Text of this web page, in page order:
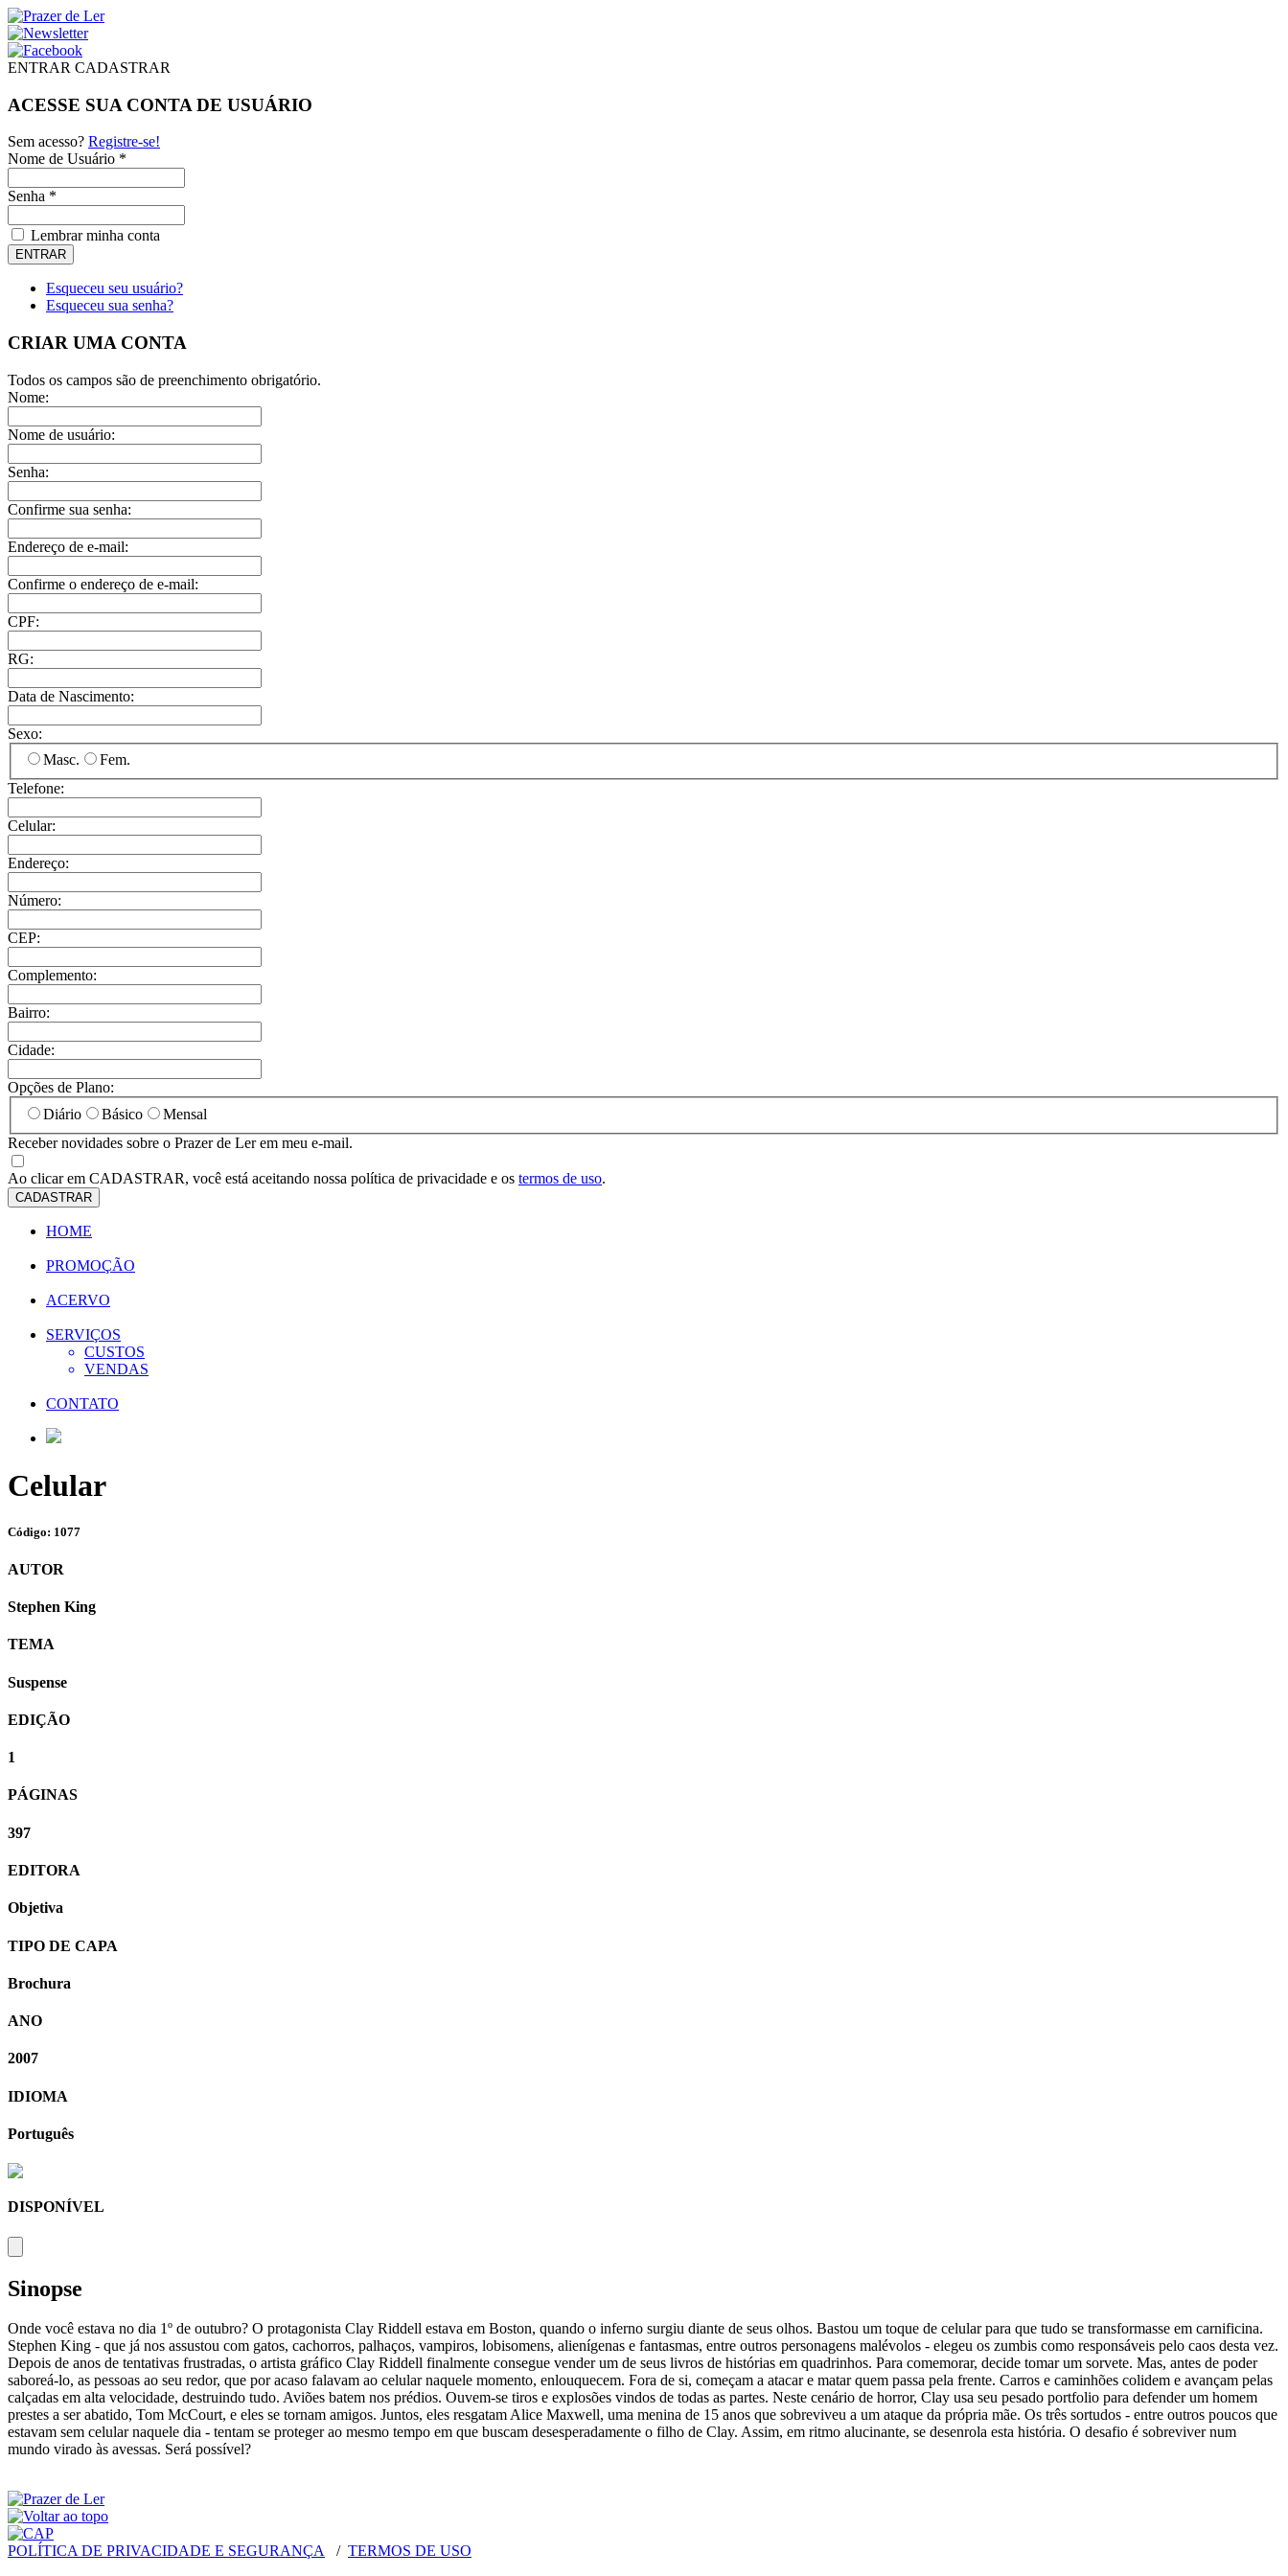
ENTRAR CADASTRAR
ACESSE SUA CONTA DE USUÁRIO
Sem acesso? Registre-se!
Nome de Usuário *
Senha *
Lembrar minha conta
Esqueceu seu usuário?
Esqueceu sua senha?
CRIAR UMA CONTA
Todos os campos são de preenchimento obrigatório.
Nome:
Nome de usuário:
Senha:
Confirme sua senha:
Endereço de e-mail:
Confirme o endereço de e-mail:
CPF:
RG:
Data de Nascimento:
Sexo:
Masc.
Fem.
Telefone:
Celular:
Endereço:
Número:
CEP:
Complemento:
Bairro:
Cidade:
Opções de Plano:
Diário
Básico
Mensal
Receber novidades sobre o Prazer de Ler em meu e-mail.
Ao clicar em CADASTRAR, você está aceitando nossa política de privacidade e os termos de uso.
CADASTRAR
HOME
PROMOÇÃO
ACERVO
SERVIÇOS
CUSTOS
VENDAS
CONTATO
Celular
Código: 1077
AUTOR
Stephen King
TEMA
Suspense
EDIÇÃO
1
PÁGINAS
397
EDITORA
Objetiva
TIPO DE CAPA
Brochura
ANO
2007
IDIOMA
Português
DISPONÍVEL
Sinopse
Onde você estava no dia 1º de outubro? O protagonista Clay Riddell estava em Boston, quando o inferno surgiu diante de seus olhos. Bastou um toque de celular para que tudo se transformasse em carnificina.
Stephen King - que já nos assustou com gatos, cachorros, palhaços, vampiros, lobisomens, alienígenas e fantasmas, entre outros personagens malévolos - elegeu os zumbis como responsáveis pelo caos desta vez.
Depois de anos de tentativas frustradas, o artista gráfico Clay Riddell finalmente consegue vender um de seus livros de histórias em quadrinhos. Para comemorar, decide tomar um sorvete. Mas, antes de poder
saboreá-lo, as pessoas ao seu redor, que por acaso falavam ao celular naquele momento, enlouquecem. Fora de si, começam a atacar e matar quem passa pela frente. Carros e caminhões colidem e avançam pelas
calçadas em alta velocidade, destruindo tudo. Aviões batem nos prédios. Ouvem-se tiros e explosões vindos de todas as partes. Neste cenário de horror, Clay usa seu pesado portfolio para defender um homem
prestes a ser abatido, Tom McCourt, e eles se tornam amigos. Juntos, eles resgatam Alice Maxwell, uma menina de 15 anos que sobreviveu a um ataque da própria mãe. Os três sortudos - entre outros poucos que
estavam sem celular naquele dia - tentam se proteger ao mesmo tempo em que buscam desesperadamente o filho de Clay. Assim, em ritmo alucinante, se desenrola esta história. O desafio é sobreviver num
mundo virado às avessas. Será possível?
POLÍTICA DE PRIVACIDADE E SEGURANÇA / TERMOS DE USO